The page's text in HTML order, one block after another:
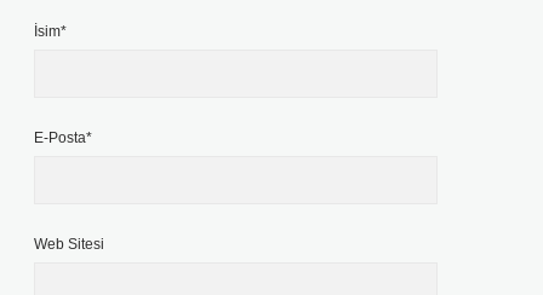
İsim*
E-Posta*
Web Sitesi